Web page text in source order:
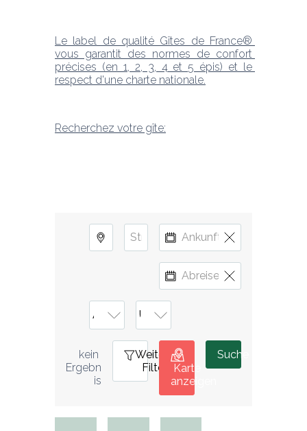
Le label de qualité Gîtes de France®
vous garantit des normes de confort
précises (en 1, 2, 3, 4 et 5 épis) et le
respect d'une charte nationale.
Recherchez votre gîte:
kein
Ergebn
is
Weitere
Filter
0
Karte
anzeigen
Suche